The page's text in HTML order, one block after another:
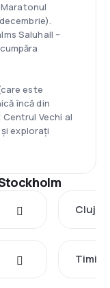
Saluhall –
este
încă din
Vechi al
explorați
Cluj-